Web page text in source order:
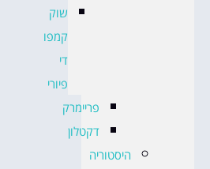
שוק
קמפו
די
פיורי
פריימרק
דקטלון
היסטוריה